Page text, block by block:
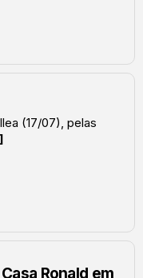
(17/07), pelas
Ronald em